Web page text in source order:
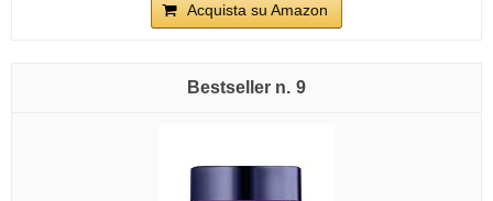
Acquista su Amazon
9